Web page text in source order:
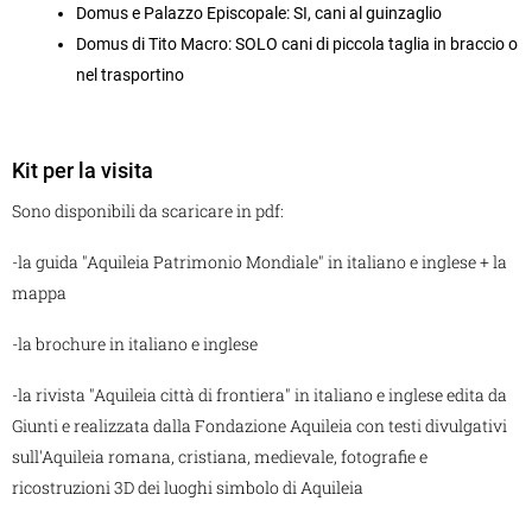
Domus e Palazzo Episcopale: SI, cani al guinzaglio
Domus di Tito Macro: SOLO cani di piccola taglia in braccio o
nel trasportino
Kit per la visita
Sono disponibili da scaricare in pdf:
-la guida "Aquileia Patrimonio Mondiale" in italiano e inglese + la
mappa
-la brochure in italiano e inglese
-la rivista "Aquileia città di frontiera" in italiano e inglese edita da
Giunti e realizzata dalla Fondazione Aquileia con testi divulgativi
sull'Aquileia romana, cristiana, medievale, fotografie e
ricostruzioni 3D dei luoghi simbolo di Aquileia